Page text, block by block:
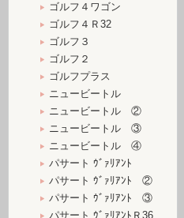
ゴルフ４ワゴン
ゴルフ４Ｒ32
ゴルフ３
ゴルフ２
ゴルフプラス
ニュービートル
ニュービートル ②
ニュービートル ③
ニュービートル ④
パサート ｳﾞｧﾘｱﾝﾄ
パサート ｳﾞｧﾘｱﾝﾄ ②
パサート ｳﾞｧﾘｱﾝﾄ ③
パサート ｳﾞｧﾘｱﾝﾄＲ36